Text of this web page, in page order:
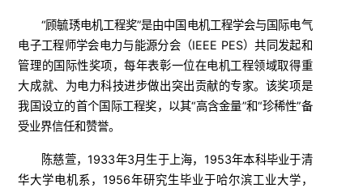
“顾毓琇电机工程奖”是由中国电机工程学会与国际电气
电子工程师学会电力与能源分会（IEEE PES）共同发起和
管理的国际性奖项，每年表彰一位在电机工程领域取得重
大成就、为电力科技进步做出突出贡献的专家。该奖项是
我国设立的首个国际工程奖，以其“高含金量”和“珍稀性”备
受业界信任和赞誉。
陈慈萱，1933年3月生于上海，1953年本科毕业于清
华大学电机系，1956年研究生毕业于哈尔滨工业大学，